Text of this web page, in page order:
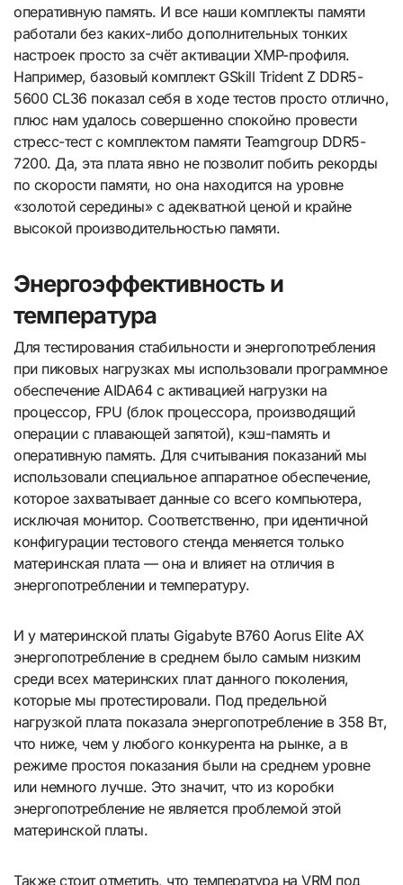
оперативную память. И все наши комплекты памяти
работали без каких-либо дополнительных тонких
настроек просто за счёт активации XMP-профиля.
Например, базовый комплект GSkill Trident Z DDR5-
5600 CL36 показал себя в ходе тестов просто отлично,
плюс нам удалось совершенно спокойно провести
стресс-тест с комплектом памяти Teamgroup DDR5-
7200. Да, эта плата явно не позволит побить рекорды
по скорости памяти, но она находится на уровне
«золотой середины» с адекватной ценой и крайне
высокой производительностью памяти.
Энергоэффективность и
температура
Для тестирования стабильности и энергопотребления
при пиковых нагрузках мы использовали программное
обеспечение AIDA64 с активацией нагрузки на
процессор, FPU (блок процессора, производящий
операции с плавающей запятой), кэш-память и
оперативную память. Для считывания показаний мы
использовали специальное аппаратное обеспечение,
которое захватывает данные со всего компьютера,
исключая монитор. Соответственно, при идентичной
конфигурации тестового стенда меняется только
материнская плата — она и влияет на отличия в
энергопотреблении и температуру.
И у материнской платы Gigabyte B760 Aorus Elite AX
энергопотребление в среднем было самым низким
среди всех материнских плат данного поколения,
которые мы протестировали. Под предельной
нагрузкой плата показала энергопотребление в 358 Вт,
что ниже, чем у любого конкурента на рынке, а в
режиме простоя показания были на среднем уровне
или немного лучше. Это значит, что из коробки
энергопотребление не является проблемой этой
материнской платы.
Также стоит отметить, что температура на VRM под